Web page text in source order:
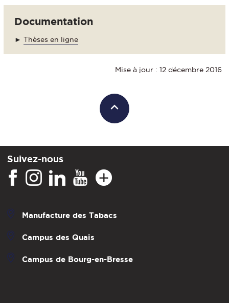
Documentation
► Thèses en ligne
Mise à jour : 12 décembre 2016
Suivez-nous
Manufacture des Tabacs
Campus des Quais
Campus de Bourg-en-Bresse